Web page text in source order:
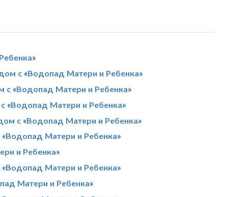
с «Водопад Матери и Ребенка»
с «Водопад Матери и Ребенка»
«Водопад Матери и Ребенка»
с «Водопад Матери и Ребенка»
Матери и Ребенка»
и Ребенка»
Матери и Ребенка»
Матери и Ребенка»